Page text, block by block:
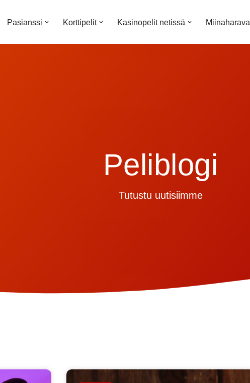
Pasianssi Korttipelit Kasinopelit netissä Miinaharava
Peliblogi
Tutustu uutisiimme